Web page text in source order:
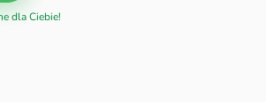
dla Ciebie!